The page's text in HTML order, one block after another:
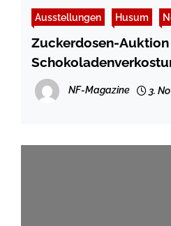
Ausstellungen Husum
Zuckerdosen-
Peters Tetenbüll
NF-Magazine 3.